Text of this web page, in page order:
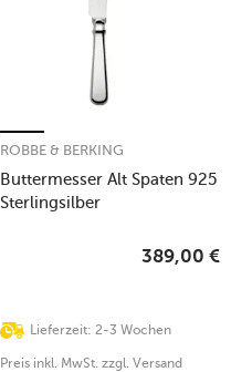
Buttermesser Alt Spaten 925
Sterlingsilber
ROBBE & BERKING
Lieferzeit: 2-3 Wochen
389,00 €
Preis inkl. MwSt. zzgl. Versand